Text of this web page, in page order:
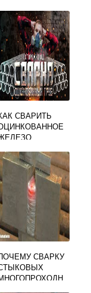
СВАРИТЬ
СВАРКУ